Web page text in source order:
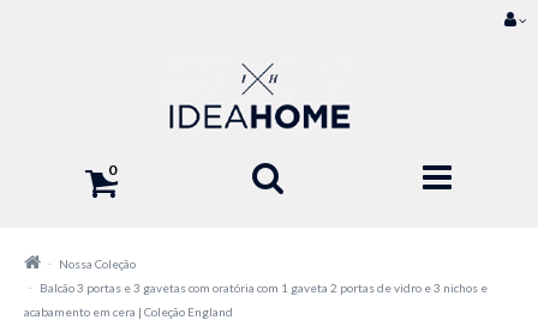
0
Nossa Coleção
Balcão 3 portas e 3 gavetas com oratória com 1 gaveta 2 portas de vidro e 3 nichos e
acabamento em cera | Coleção England